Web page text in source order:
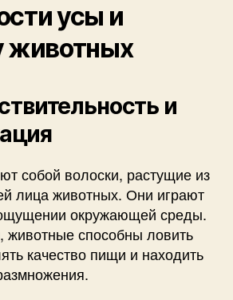
усы и
животных
и
собой волоски, растущие из
лица животных. Они играют
окружающей среды.
животные способны ловить
качество пищи и находить